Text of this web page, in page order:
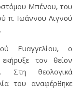
Μπένου, του
π. Ιωάννου Λιγνού
Ευαγγελίου, ο
τον θείον
Στη θεολογικά
του αναφέρθηκε